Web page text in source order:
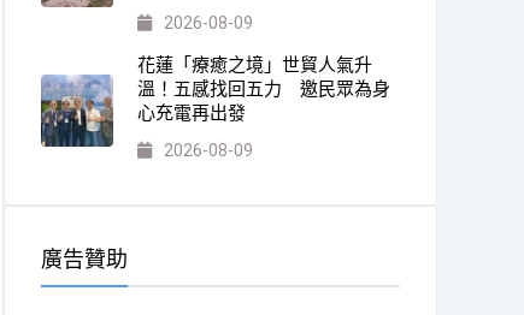
2026-08-09
花蓮「療癒之境」世貿人氣升
溫！五感找回五力 邀民眾為身
心充電再出發
2026-08-09
廣告贊助